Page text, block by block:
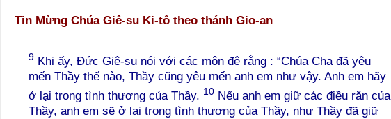
Tin Mừng Chúa Giê-su Ki-tô theo thánh Gio-an
9Khi ấy, Đức Giê-su nói với các môn đệ rằng : “Chúa Cha đã yêu
mến Thầy thế nào, Thầy cũng yêu mến anh em như vậy. Anh em hãy
ở lại trong tình thương của Thầy. 10Nếu anh em giữ các điều răn của
Thầy, anh em sẽ ở lại trong tình thương của Thầy, như Thầy đã giữ